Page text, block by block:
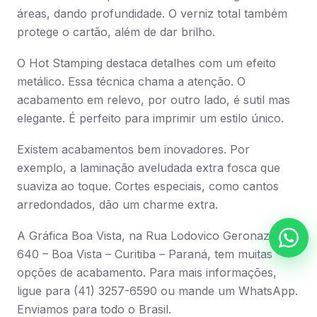
áreas, dando profundidade. O verniz total também
protege o cartão, além de dar brilho.
O Hot Stamping destaca detalhes com um efeito
metálico. Essa técnica chama a atenção. O
acabamento em relevo, por outro lado, é sutil mas
elegante. É perfeito para imprimir um estilo único.
Existem acabamentos bem inovadores. Por
exemplo, a laminação aveludada extra fosca que
suaviza ao toque. Cortes especiais, como cantos
arredondados, dão um charme extra.
A Gráfica Boa Vista, na Rua Lodovico Geronazzo,
640 – Boa Vista – Curitiba – Paraná, tem muitas
opções de acabamento. Para mais informações,
ligue para (41) 3257-6590 ou mande um WhatsApp.
Enviamos para todo o Brasil.